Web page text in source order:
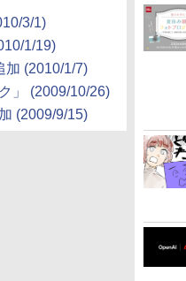
3/1)
1/19)
加 (2010/1/7)
」 (2009/10/26)
(2009/9/15)